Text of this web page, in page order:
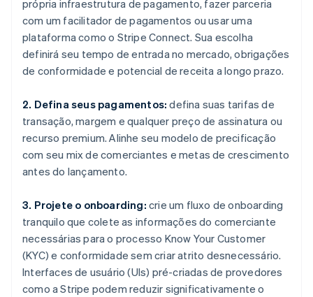
própria infraestrutura de pagamento, fazer parceria
com um facilitador de pagamentos ou usar uma
plataforma como o Stripe Connect. Sua escolha
definirá seu tempo de entrada no mercado, obrigações
de conformidade e potencial de receita a longo prazo.
2. Defina seus pagamentos: defina suas tarifas de
transação, margem e qualquer preço de assinatura ou
recurso premium. Alinhe seu modelo de precificação
com seu mix de comerciantes e metas de crescimento
antes do lançamento.
3. Projete o onboarding: crie um fluxo de onboarding
tranquilo que colete as informações do comerciante
necessárias para o processo Know Your Customer
(KYC) e conformidade sem criar atrito desnecessário.
Interfaces de usuário (UIs) pré-criadas de provedores
como a Stripe podem reduzir significativamente o